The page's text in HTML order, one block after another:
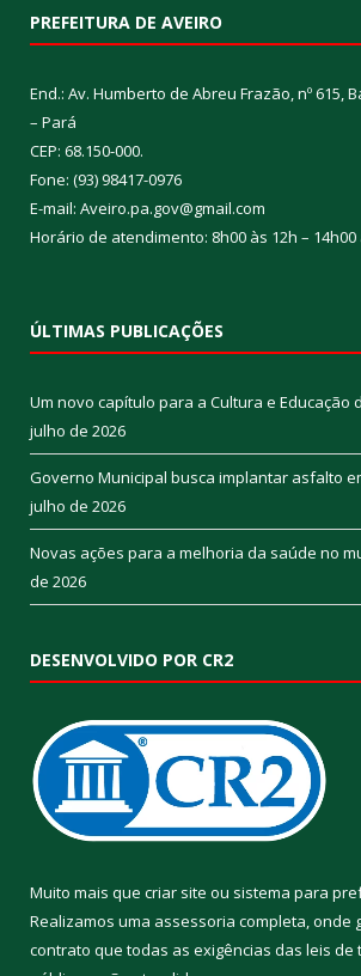
PREFEITURA DE AVEIRO
End.: Av. Humberto de Abreu Frazão, nº 615,
– Pará
CEP: 68.150-000.
Fone: (93) 98417-0976
E-mail: Aveiro.pa.gov@gmail.com
Horário de atendimento: 8h00 às 12h – 14h00
ÚLTIMAS PUBLICAÇÕES
Um novo capítulo para a Cultura e Educação
julho de 2026
Governo Municipal busca implantar asfalto
julho de 2026
Novas ações para a melhoria da saúde no
de 2026
DESENVOLVIDO POR CR2
Muito mais que criar site ou sistema para
Realizamos uma assessoria completa, onde
contrato que todas as exigências das leis de